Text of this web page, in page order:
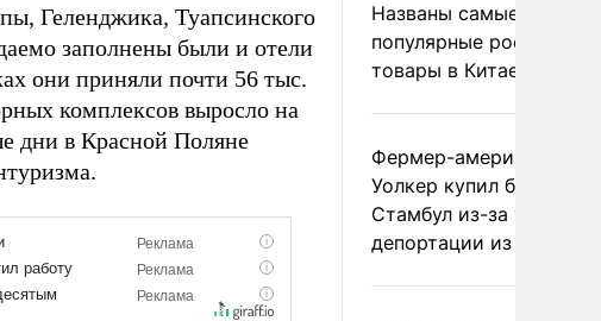
Геленджика, Туапсинского
заполнены были и отели
они приняли почти 56 тыс.
комплексов выросло на
дни в Красной Поляне
Названы самые
популярные российские
товары в Китае
Фермер-американец
Уолкер купил билет в
Стамбул из-за угрозы
депортации из России